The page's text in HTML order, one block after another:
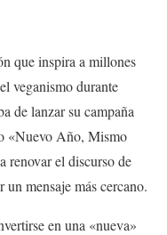
que inspira a millones
veganismo durante
de lanzar su campaña
«Nuevo Año, Mismo
renovar el discurso de
mensaje más cercano.
en una «nueva»